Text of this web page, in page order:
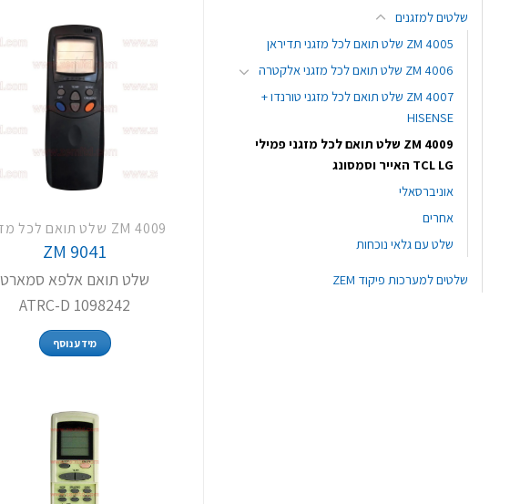
שלטים למזגנים
ZM 4005 שלט תואם לכל מזגני תדיראן
ZM 4006 שלט תואם לכל מזגני אלקטרה
ZM 4007 שלט תואם לכל מזגני טורנדו +
HISENSE
ZM 4009 שלט תואם לכל מזגני פמילי
TCL LG האייר וסמסונג
אוניברסאלי
אחרים
שלט עם גלאי נוכחות
שלטים למערכות פיקוד ZEM
ZM 9041
שלט תואם אלפא סמארט
ATRC-D 1098242
מידע נוסף